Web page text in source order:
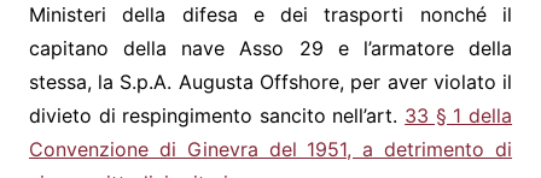
Ministeri della difesa e dei trasporti nonché il
capitano della nave Asso 29 e l’armatore della
stessa, la S.p.A. Augusta Offshore, per aver violato il
divieto di respingimento sancito nell’art. 33 § 1 della
Convenzione di Ginevra del 1951, a detrimento di